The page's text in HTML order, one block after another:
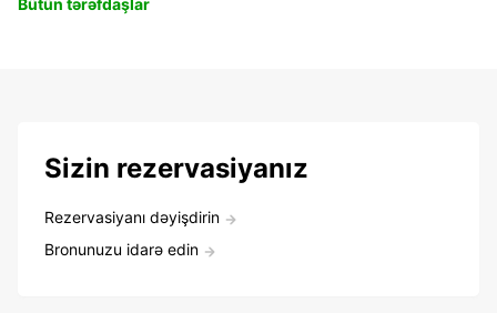
Bütün tərəfdaşlar
Sizin rezervasiyanız
Rezervasiyanı dəyişdirin
Bronunuzu idarə edin